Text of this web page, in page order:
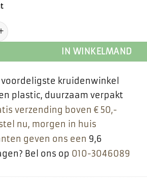
€ 3,05.
blad aantal
IN WINKELMAND
voordeligste kruidenwinkel
plastic, duurzaam verpakt
verzending boven € 50,-
nu, morgen in huis
geven ons een 9,6
Bel ons op 010-3046089